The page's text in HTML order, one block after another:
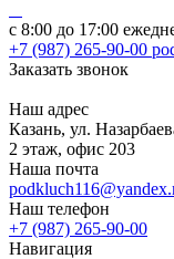
с 8:00 до 17:00
+7 (987) 265-90-00
Заказать звонок
Наш адрес
Казань, ул.
2 этаж, офис 203
Наша почта
Наш телефон
+7 (987) 265-90-00
Навигация